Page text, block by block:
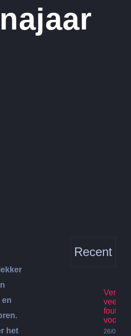
en
het
Recent
fouten
26/07/